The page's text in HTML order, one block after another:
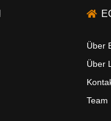
Über
Über
Team